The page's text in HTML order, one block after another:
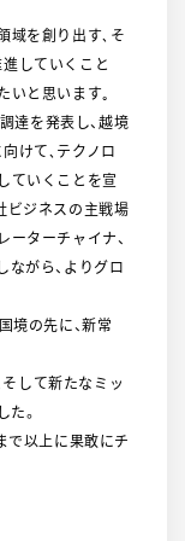
域を創り出す､そ
していくこと
いと思います｡
達を発表し、越境
けて､テクノロ
ていくことを宣
ビジネスの主戦場
ーターチャイナ、
ながら、よりグロ
境の先に、新常
そして新たなミッ
た。
で以上に果敢にチ